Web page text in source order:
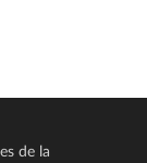
de la